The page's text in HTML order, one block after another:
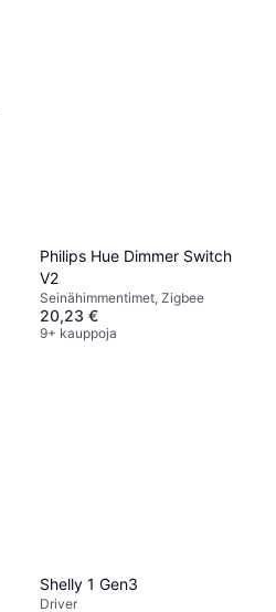
Philips Hue Dimmer Switch
V2
Seinähimmentimet, Zigbee
20,23 €
9+ kauppoja
Shelly 1 Gen3
Driver